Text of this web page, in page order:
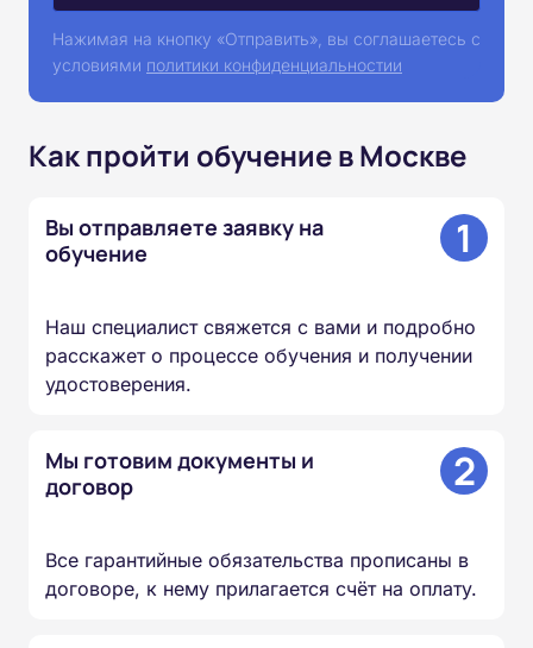
Нажимая на кнопку «Отправить», вы соглашаетесь с
условиями политики конфиденциальностии
Как пройти обучение в Москве
Вы отправляете заявку на
обучение
1
Наш специалист свяжется с вами и подробно
расскажет о процессе обучения и получении
удостоверения.
Мы готовим документы и
договор
2
Все гарантийные обязательства прописаны в
договоре, к нему прилагается счёт на оплату.